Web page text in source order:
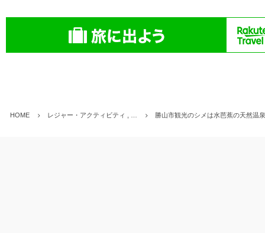
HOME レジャー・アクティビティ , … 勝山市観光のシメは水芭蕉の天然温